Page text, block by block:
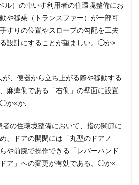
ル）の車いす利用者の住環境整備にお
や移乗（トランスファー）が一部可
すりの位置やスロープの勾配を工夫
設計にすることが望ましい。◯か×
、便器から立ち上がる際や移動する
麻痺側である「右側」の壁面に設置
か×か.
の住環境整備において、指の関節に
、ドアの開閉には「丸型のドアノ
や前腕で操作できる「レバーハンド
ア」への変更が有効である。◯か×